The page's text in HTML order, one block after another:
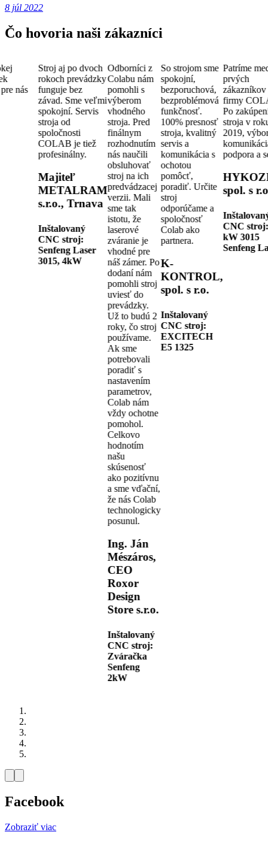
8 júl 2022
Čo hovoria naši zákazníci
nás
Stroj aj po dvoch
rokoch prevádzky
funguje bez
závad. Sme veľmi
spokojní. Servis
stroja od
spoločnosti
COLAB je tiež
profesinálny.
Majiteľ
METALRAM
s.r.o., Trnava
Inštalovaný
CNC stroj:
Senfeng Laser
3015, 4kW
Odborníci z
Colabu nám
pomohli s
výberom
vhodného
stroja. Pred
finálnym
rozhodnutím
nás naučili
obsluhovať
stroj na ich
predvádzacej
verzii. Mali
sme tak
istotu, že
laserové
zváranie je
vhodné pre
náš zámer. Po
dodaní nám
pomohli stroj
uviesť do
prevádzky.
Už to budú 2
roky, čo stroj
používame.
Ak sme
potrebovali
poradiť s
nastavením
parametrov,
Colab nám
vždy ochotne
pomohol.
Celkovo
hodnotím
našu
skúsenosť
ako pozitívnu
a sme vďační,
že nás Colab
technologicky
posunul.
Ing. Ján
Mészáros,
CEO
Roxor
Design
Store s.r.o.
Inštalovaný
CNC stroj:
Zváračka
Senfeng
2kW
So strojom sme
spokojní,
bezporuchová,
bezproblémová
funkčnosť.
100% presnosť
stroja, kvalitný
servis a
komunikácia s
ochotou
pomôcť,
poradiť. Určite
stroj
odporúčame a
spoločnosť
Colab ako
partnera.
K-
KONTROL,
spol. s r.o.
Inštalovaný
CNC stroj:
EXCITECH
E5 1325
Patríme
prvých
zákazníkov
firmy
Po
stroja v
2019,
podpora a
spol. s
CNC stroj:
kW 3015
Senfeng
Facebook
Zobraziť viac